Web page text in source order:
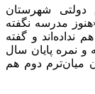
شهرستان
مدرسه نگفته
نداده‌اند و گفته
نمره پایان سال
میان‌ترم دوم هم